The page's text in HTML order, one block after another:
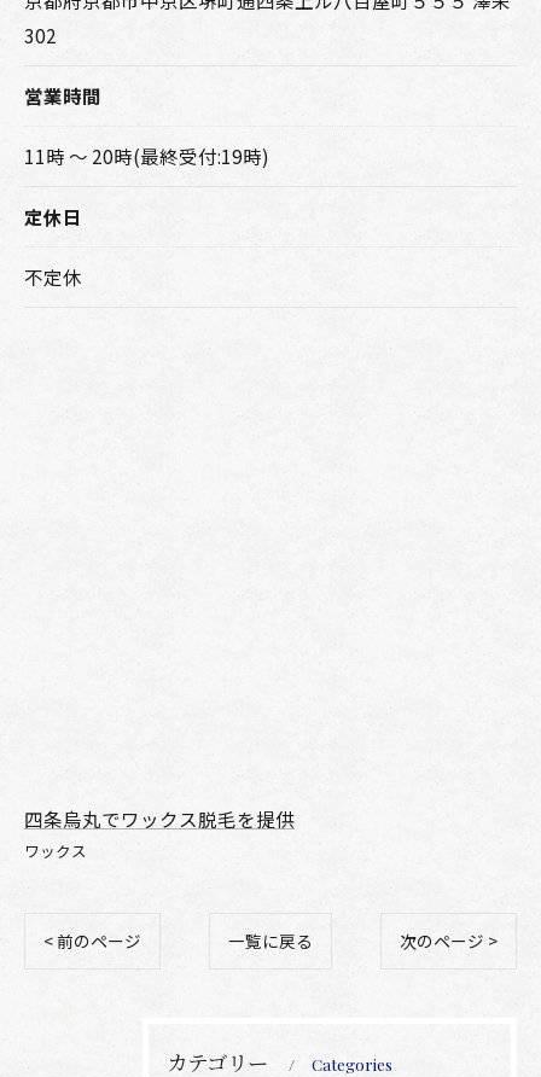
302
営業時間
11時 〜 20時(最終受付:19時)
定休日
不定休
四条烏丸でワックス脱毛を提供
ワックス
< 前のページ 一覧に戻る 次のページ >
カテゴリー Categories